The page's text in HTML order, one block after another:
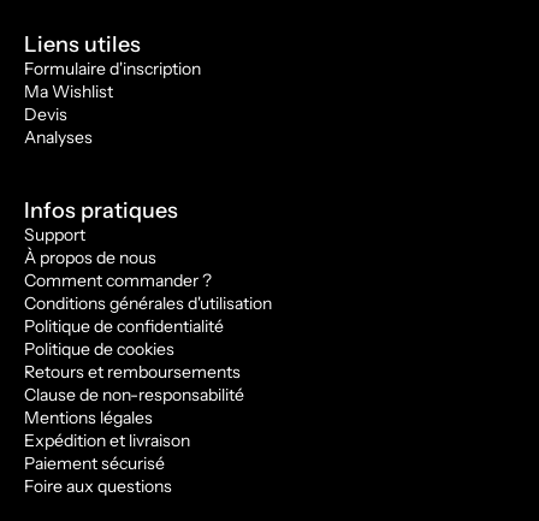
Liens utiles
Formulaire d'inscription
Ma Wishlist
Devis
Analyses
Infos pratiques
Support
À propos de nous
Comment commander ?
Conditions générales d'utilisation
Politique de confidentialité
Politique de cookies
Retours et remboursements
Clause de non-responsabilité
Mentions légales
Expédition et livraison
Paiement sécurisé
Foire aux questions